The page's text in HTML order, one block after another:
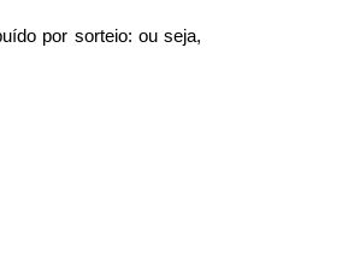
por sorteio: ou seja,